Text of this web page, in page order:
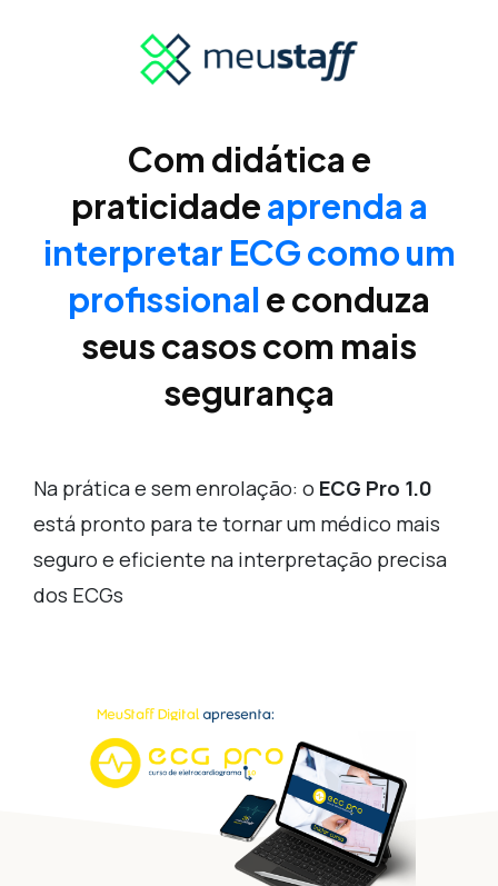
Com didática e
praticidadeaprenda a
interpretar ECG como um
profissional e conduza
seus casos com mais
segurança
Na prática e sem enrolação: o ECG Pro 1.0
está pronto para te tornar um médico mais
seguro e eficiente na interpretação precisa
dos ECGs